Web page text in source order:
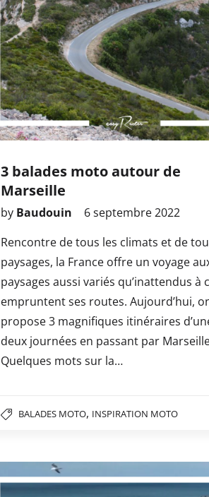
3 balades moto autour de
Marseille
by Baudouin
6 septembre 2022
Rencontre de tous les climats et de
paysages, la France offre un voyage
paysages aussi variés qu’inattendus à
empruntent ses routes. Aujourd’hui,
propose 3 magnifiques itinéraires
deux journées en passant par
Quelques mots sur la…
BALADES MOTO, INSPIRATION MOTO